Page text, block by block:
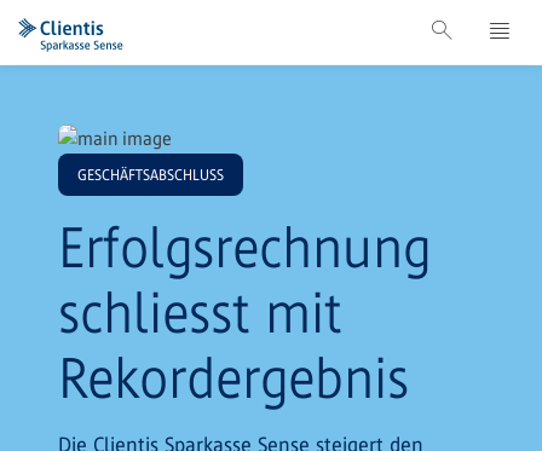
GESCHÄFTSABSCHLUSS
Erfolgsrechnung
schliesst mit
Rekordergebnis
Die Clientis Sparkasse Sense steigert den